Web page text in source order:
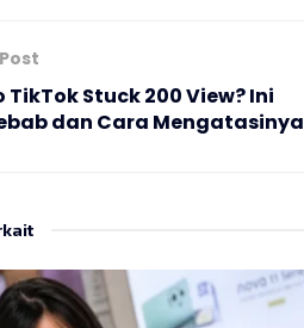
TikTok Stuck 200 View? Ini
dan Cara Mengatasinya